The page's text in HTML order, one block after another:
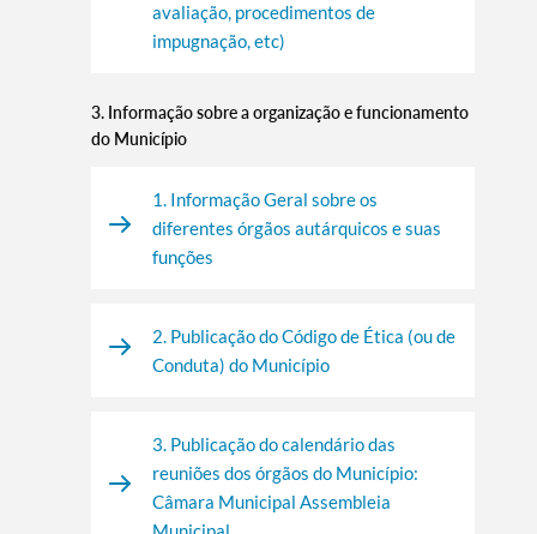
avaliação, procedimentos de
impugnação, etc)
3. Informação sobre a organização e funcionamento
do Município
1. Informação Geral sobre os
diferentes órgãos autárquicos e suas
funções
2. Publicação do Código de Ética (ou de
Conduta) do Município
3. Publicação do calendário das
reuniões dos órgãos do Município:
Câmara Municipal Assembleia